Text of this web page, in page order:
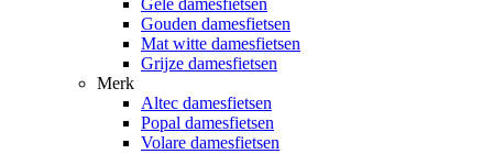
Gele damesfietsen
Gouden damesfietsen
Mat witte damesfietsen
Grijze damesfietsen
Merk
Altec damesfietsen
Popal damesfietsen
Volare damesfietsen